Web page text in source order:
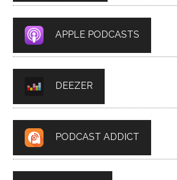
APPLE PODCASTS
DEEZER
PODCAST ADDICT